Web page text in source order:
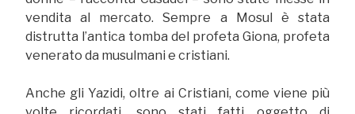
vendita al mercato. Sempre a Mosul è stata
distrutta l’antica tomba del profeta Giona, profeta
venerato da musulmani e cristiani.
Anche gli Yazidi, oltre ai Cristiani, come viene più